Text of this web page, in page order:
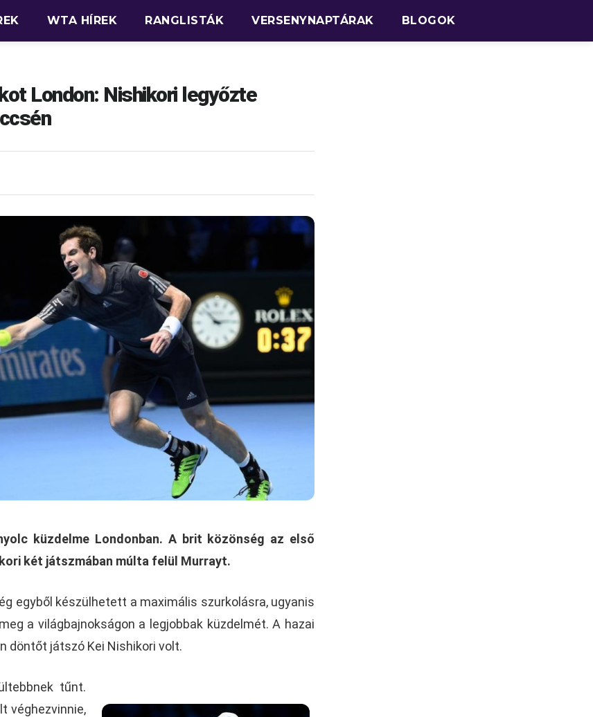
WTA HÍREK RANGLISTÁK VERSENYNAPTÁRAK BLOGOK
London: Nishikori legyőzte
küzdelme Londonban. A brit közönség az első
két játszmában múlta felül Murrayt.
egyből készülhetett a maximális szurkolásra, ugyanis
a világbajnokságon a legjobbak küzdelmét. A hazai
döntőt játszó Kei Nishikori volt.
tűnt.
véghezvinnie,